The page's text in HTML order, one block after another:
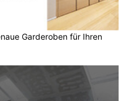
Garderoben für Ihren